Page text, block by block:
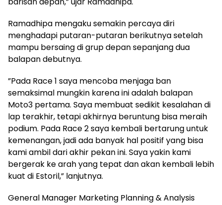
Ramadhipa mengaku semakin percaya diri
menghadapi putaran-putaran berikutnya setelah
mampu bersaing di grup depan sepanjang dua
balapan debutnya.
”Pada Race 1 saya mencoba menjaga ban
semaksimal mungkin karena ini adalah balapan
Moto3 pertama. Saya membuat sedikit kesalahan di
lap terakhir, tetapi akhirnya beruntung bisa meraih
podium. Pada Race 2 saya kembali bertarung untuk
kemenangan, jadi ada banyak hal positif yang bisa
kami ambil dari akhir pekan ini. Saya yakin kami
bergerak ke arah yang tepat dan akan kembali lebih
kuat di Estoril,” lanjutnya.
General Manager Marketing Planning & Analysis